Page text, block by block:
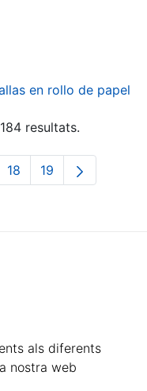
en rollo de papel
resultats.
Utilitzeu TAB per
Pàgina
18 Pàgina
19
als diferents
nostra web